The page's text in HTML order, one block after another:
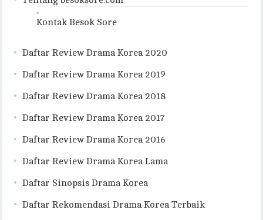
Kontak Besok Sore
Daftar Review Drama Korea 2020
Daftar Review Drama Korea 2019
Daftar Review Drama Korea 2018
Daftar Review Drama Korea 2017
Daftar Review Drama Korea 2016
Daftar Review Drama Korea Lama
Daftar Sinopsis Drama Korea
Daftar Rekomendasi Drama Korea Terbaik